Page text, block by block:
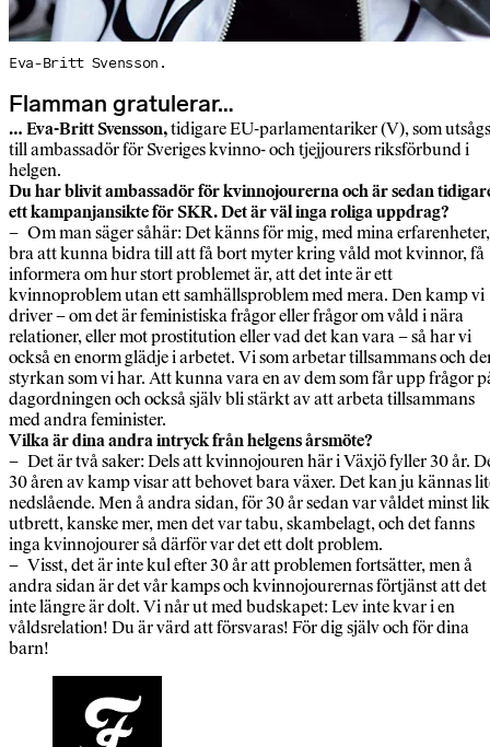
Eva-Britt Svensson.
Flamman gratulerar…
… Eva-Britt Svensson,tidigare EU-parlamentariker (V), som utsågs
till ambassadör för Sveriges kvinno- och tjejjourers riksförbund i
helgen.
Du har blivit ambassadör för kvinnojourerna och är sedan
ett kampanjansikte för SKR. Det är väl inga roliga uppdrag?
– Om man säger såhär: Det känns för mig, med mina erfarenheter,
bra att kunna bidra till att få bort myter kring våld mot kvinnor, få
informera om hur stort problemet är, att det inte är ett
kvinnoproblem utan ett samhällsproblem med mera. Den kamp vi
driver – om det är feministiska frågor eller frågor om våld i nära
relationer, eller mot prostitution eller vad det kan vara – så har vi
också en enorm glädje i arbetet. Vi som arbetar tillsammans och
styrkan som vi har. Att kunna vara en av dem som får upp frågor
dagordningen och också själv bli stärkt av att arbeta tillsammans
med andra feminister.
Vilka är dina andra intryck från helgens årsmöte?
– Det är två saker: Dels att kvinnojouren här i Växjö fyller 30 år.
30 åren av kamp visar att behovet bara växer. Det kan ju kännas
nedslående. Men å andra sidan, för 30 år sedan var våldet minst
utbrett, kanske mer, men det var tabu, skambelagt, och det fanns
inga kvinnojourer så därför var det ett dolt problem.
– Visst, det är inte kul efter 30 år att problemen fortsätter, men å
andra sidan är det vår kamps och kvinnojourernas förtjänst att det
inte längre är dolt. Vi når ut med budskapet: Lev inte kvar i en
våldsrelation! Du är värd att försvaras! För dig själv och för dina
barn!